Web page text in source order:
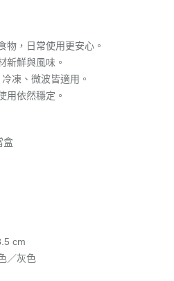
物，日常使用更安心。
新鮮與風味。
凍、微波皆適用。
用依然穩定。
盒
cm
／灰色